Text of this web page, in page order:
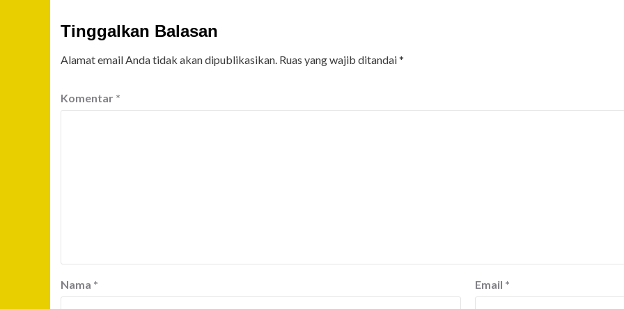
Tinggalkan Balasan
Alamat email Anda tidak akan dipublikasikan. Ruas yang wajib ditandai*
Komentar *
Nama * Email *